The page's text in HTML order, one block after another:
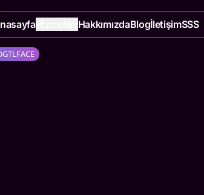
Hizmetler HakkımızdaBlogİletişimSSS